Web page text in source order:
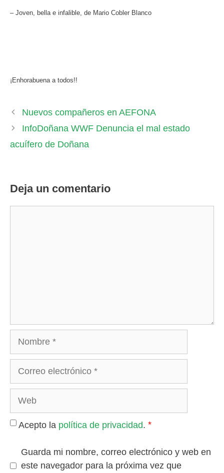
– Joven, bella e infalible, de Mario Cobler Blanco
¡Enhorabuena a todos!!
Nuevos compañeros en AEFONA
InfoDoñana WWF Denuncia el mal estado
acuífero de Doñana
Deja un comentario
Acepto la política de privacidad. *
Guarda mi nombre, correo electrónico y web en
este navegador para la próxima vez que